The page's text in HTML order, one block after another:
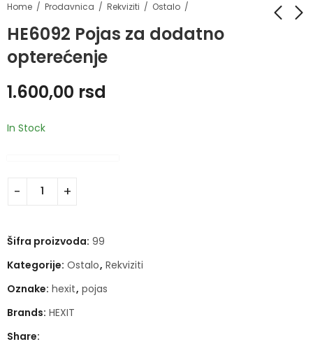
Home Prodavnica Rekviziti Ostalo
HE6092 Pojas za dodatno
opterećenje
1.600,00 rsd
In Stock
Šifra proizvoda: 99
Kategorije: Ostalo, Rekviziti
Oznake: hexit, pojas
Brands: HEXIT
Share: